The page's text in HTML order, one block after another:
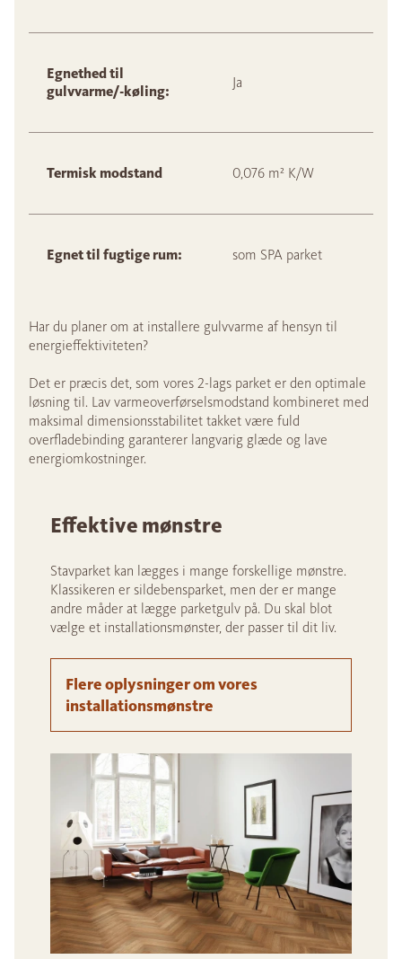
Egnethed til
gulvvarme/-køling:
Ja
Termisk modstand 0,076 m² K/W
Egnet til fugtige rum: som SPA parket
Har du planer om at installere gulvvarme af hensyn til
energieffektiviteten?
Det er præcis det, som vores 2-lags parket er den optimale
løsning til. Lav varmeoverførselsmodstand kombineret med
maksimal dimensionsstabilitet takket være fuld
overfladebinding garanterer langvarig glæde og lave
energiomkostninger.
Effektive mønstre
Stavparket kan lægges i mange forskellige mønstre.
Klassikeren er sildebensparket, men der er mange
andre måder at lægge parketgulv på. Du skal blot
vælge et installationsmønster, der passer til dit liv.
Flere oplysninger om vores
installationsmønstre